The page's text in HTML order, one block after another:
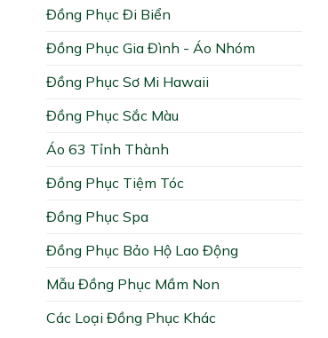
Đồng Phục Đi Biển
Đồng Phục Gia Đình - Áo Nhóm
Đồng Phục Sơ Mi Hawaii
Đồng Phục Sắc Màu
Áo 63 Tỉnh Thành
Đồng Phục Tiệm Tóc
Đồng Phục Spa
Đồng Phục Bảo Hộ Lao Động
Mẫu Đồng Phục Mầm Non
Các Loại Đồng Phục Khác